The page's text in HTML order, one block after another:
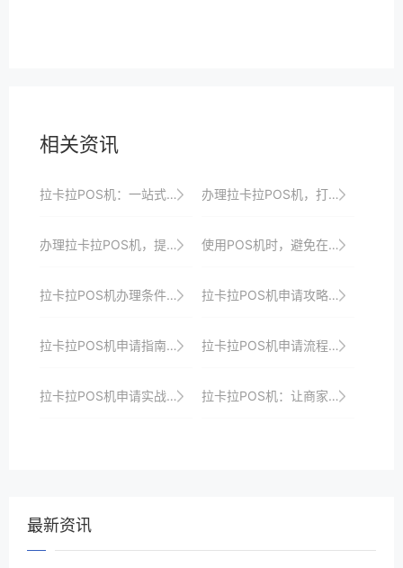
相关资讯
拉卡拉POS机：一站式支付服务，轻松管理账务 办理拉卡拉POS机，打造智能、便捷、安全的收银系统
办理拉卡拉POS机，提升商家收银效率与品牌形象 使用POS机时，避免在潮湿环境下操作，以防短路。
拉卡拉POS机办理条件解析：助力商家轻松接入支付 拉卡拉POS机申请攻略：助你打造个性化支付体验
拉卡拉POS机申请指南：快速响应市场需求 拉卡拉POS机申请流程优化策略分享，提升商户支付效率与体验
拉卡拉POS机申请实战技巧：如何高效沟通提升审核通过率 拉卡拉POS机：让商家收银更智能、更便捷
最新资讯